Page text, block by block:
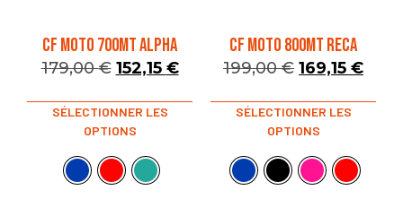
CF MOTO 700MT ALPHA
179,00€ 152,15 €
SÉLECTIONNER LES
OPTIONS
CF MOTO 800MT RECA
199,00€ 169,15 €
SÉLECTIONNER LES
OPTIONS